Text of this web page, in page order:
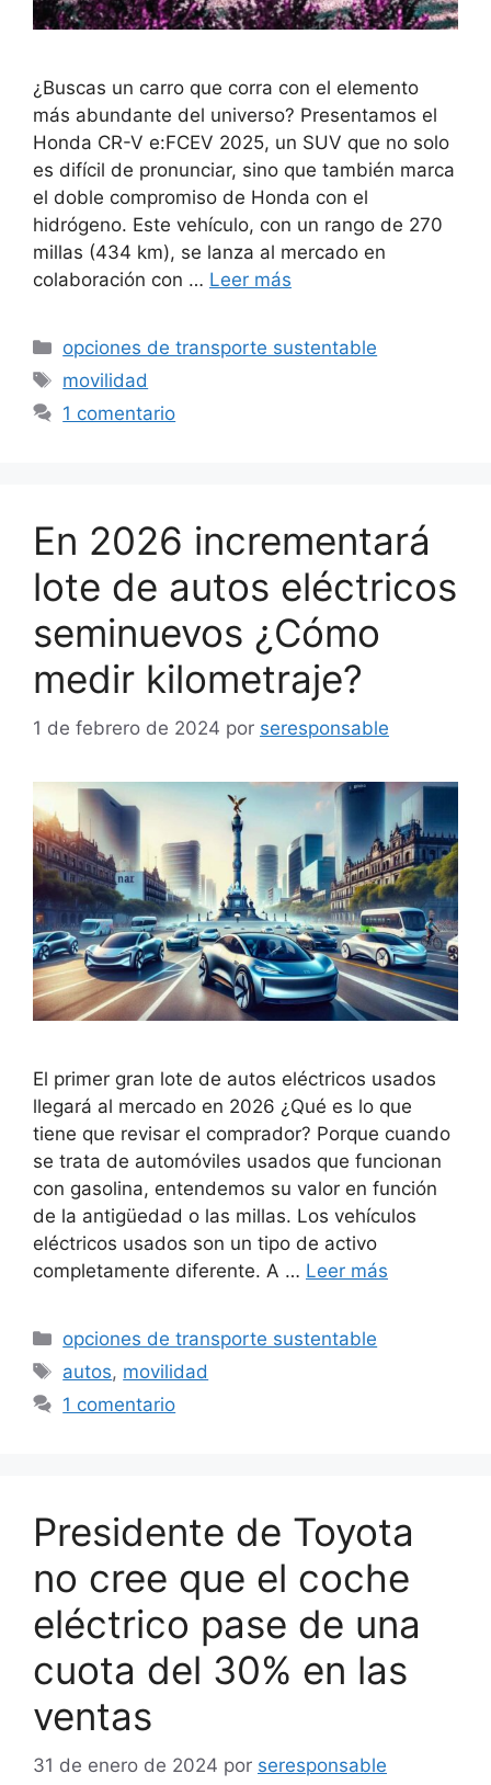
¿Buscas un carro que corra con el elemento
más abundante del universo? Presentamos el
Honda CR-V e:FCEV 2025, un SUV que no solo
es difícil de pronunciar, sino que también marca
el doble compromiso de Honda con el
hidrógeno. Este vehículo, con un rango de 270
millas (434 km), se lanza al mercado en
colaboración con … Leer más
Categorías
opciones de transporte sustentable
Etiquetas
movilidad
1 comentario
En 2026 incrementará
lote de autos eléctricos
seminuevos ¿Cómo
medir kilometraje?
1 de febrero de 2024 por seresponsable
El primer gran lote de autos eléctricos usados
llegará al mercado en 2026 ¿Qué es lo que
tiene que revisar el comprador? Porque cuando
se trata de automóviles usados ​​que funcionan
con gasolina, entendemos su valor en función
de la antigüedad o las millas. Los vehículos
eléctricos usados ​​son un tipo de activo
completamente diferente. A … Leer más
Categorías
opciones de transporte sustentable
Etiquetas
autos, movilidad
1 comentario
Presidente de Toyota
no cree que el coche
eléctrico pase de una
cuota del 30% en las
ventas
31 de enero de 2024 por seresponsable